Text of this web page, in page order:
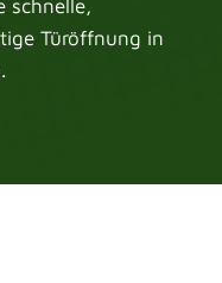
schnelle,
Türöffnung in